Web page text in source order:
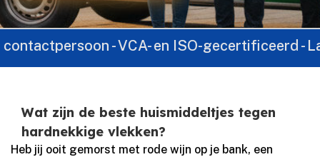
- VCA- en ISO-gecertificeerd -
Wat zijn de beste huismiddeltjes tegen
hardnekkige vlekken?
Heb jij ooit gemorst met rode wijn op je bank, een